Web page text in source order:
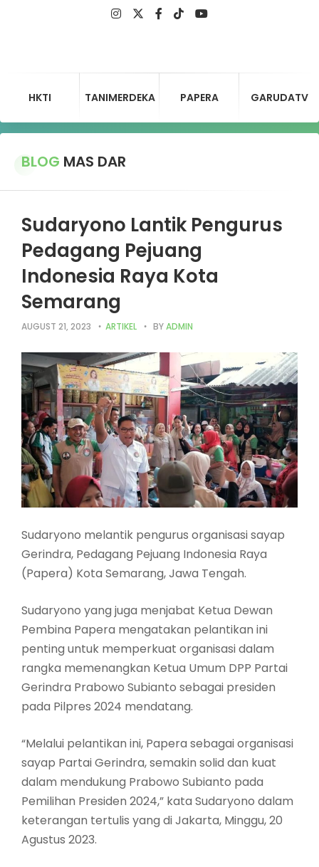
HKTI TANIMERDEKA PAPERA GARUDATV
BLOG MAS DAR
Sudaryono Lantik Pengurus
Pedagang Pejuang
Indonesia Raya Kota
Semarang
AUGUST 21, 2023 ARTIKEL BYADMIN
Sudaryono melantik pengurus organisasi sayap
Gerindra, Pedagang Pejuang Indonesia Raya
(Papera) Kota Semarang, Jawa Tengah.
Sudaryono yang juga menjabat Ketua Dewan
Pembina Papera mengatakan pelantikan ini
penting untuk memperkuat organisasi dalam
rangka memenangkan Ketua Umum DPP Partai
Gerindra Prabowo Subianto sebagai presiden
pada Pilpres 2024 mendatang.
“Melalui pelantikan ini, Papera sebagai organisasi
sayap Partai Gerindra, semakin solid dan kuat
dalam mendukung Prabowo Subianto pada
Pemilihan Presiden 2024,” kata Sudaryono dalam
keterangan tertulis yang di Jakarta, Minggu, 20
Agustus 2023.